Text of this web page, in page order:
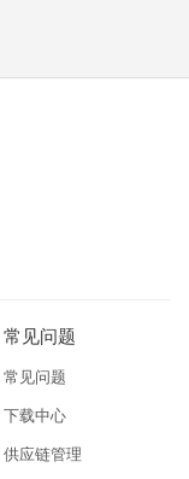
常见问题
常见问题
下载中心
供应链管理